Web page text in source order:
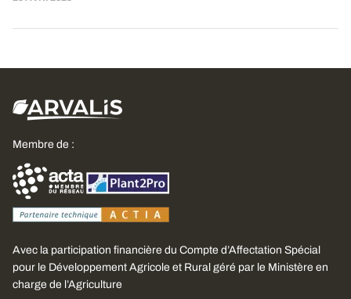
Membre de :
Avec la participation financière du Compte d’Affectation Spécial
pour le Développement Agricole et Rural géré par le Ministère en
charge de l’Agriculture